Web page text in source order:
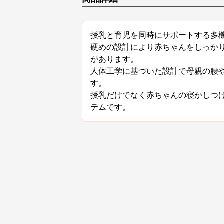
授乳と育児を同時にサポートする多
硬めの設計により赤ちゃんをしっか
があります。
人体工学に基づいた設計で母親の腰
す。
授乳だけでなく赤ちゃんの寝かしつ
テムです。